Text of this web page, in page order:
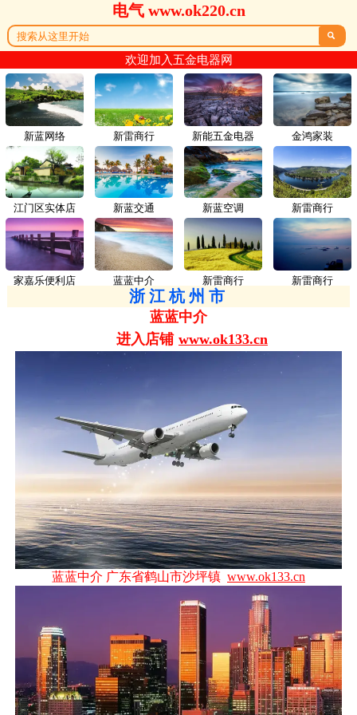
电气 www.ok220.cn

欢迎加入五金电器网
新蓝网络 新雷商行
江门区实体店 新蓝交通
家嘉乐便利店 蓝蓝中介
新能五金电器 金鸿家装
新蓝空调 新雷商行
新雷商行 新雷商行
浙江杭州市
蓝蓝中介
进入店铺 www.ok133.cn
蓝蓝中介 广东省鹤山市沙坪镇 www.ok133.cn